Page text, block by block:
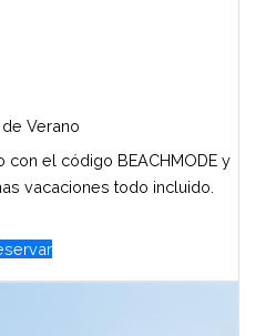
Verano
con el código BEACHMODE y
vacaciones todo incluido.